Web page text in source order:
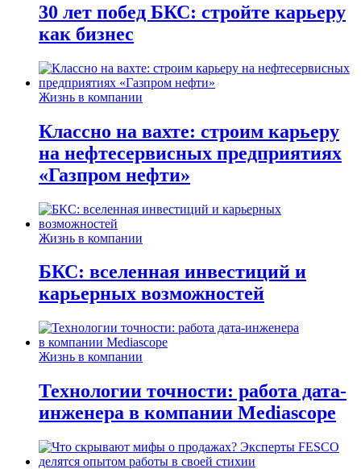
30 лет побед БКС: стройте карьеру
как бизнес
Жизнь в компании
Классно на вахте: строим карьеру
на нефтесервисных предприятиях
«Газпром нефти»
Жизнь в компании
БКС: вселенная инвестиций и
карьерных возможностей
Жизнь в компании
Технологии точности: работа дата-
инженера в компании Mediascope